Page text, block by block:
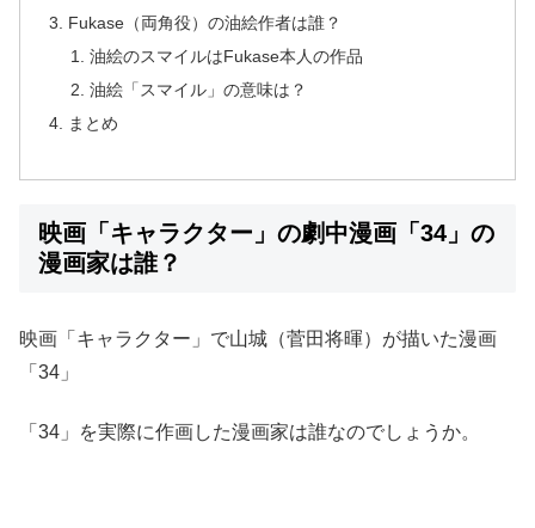
Fukase（両角役）の油絵作者は誰？
油絵のスマイルはFukase本人の作品
油絵「スマイル」の意味は？
まとめ
映画「キャラクター」の劇中漫画「34」の
漫画家は誰？
映画「キャラクター」で山城（菅田将暉）が描いた漫画
「34」
「34」を実際に作画した漫画家は誰なのでしょうか。